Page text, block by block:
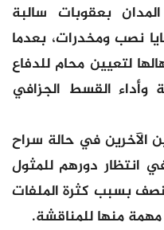
بعقوبات سالبة
نصب ومخدرات، بعدما
لتعيين محام للدفاع
وأداء القسط الجزافي
الآخرين في حالة سراح
انتظار دورهم للمثول
بسبب كثرة الملفات
منها للمناقشة.